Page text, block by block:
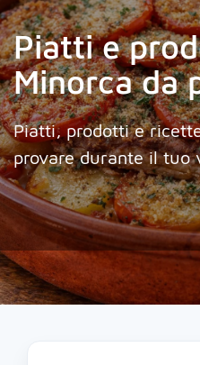
Piatti e
Minorca da
Piatti, prodotti e
provare durante il tuo